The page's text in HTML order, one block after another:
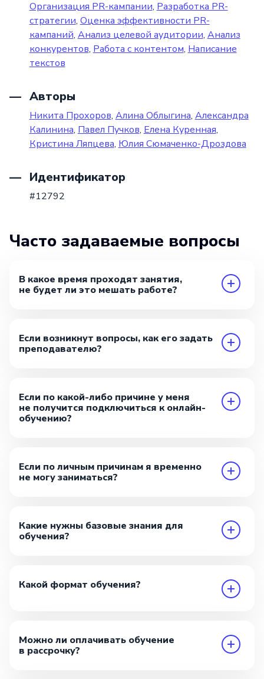
Организация PR-кампании, Разработка PR-
стратегии, Оценка эффективности PR-
кампаний, Анализ целевой аудитории, Анализ
конкурентов, Работа с контентом, Написание
текстов
Авторы
Никита Прохоров, Алина Облыгина, Александра
Калинина, Павел Пучков, Елена Куренная,
Кристина Ляпцева, Юлия Сюмаченко-Дроздова
Идентификатор
#12792
Часто задаваемые вопросы
В какое время проходят занятия,
не будет ли это мешать работе?
Если возникнут вопросы, как его задать
преподавателю?
Если по какой-либо причине у меня
не получится подключиться к онлайн-
обучению?
Если по личным причинам я временно
не могу заниматься?
Какие нужны базовые знания для
обучения?
Какой формат обучения?
Можно ли оплачивать обучение
в рассрочку?